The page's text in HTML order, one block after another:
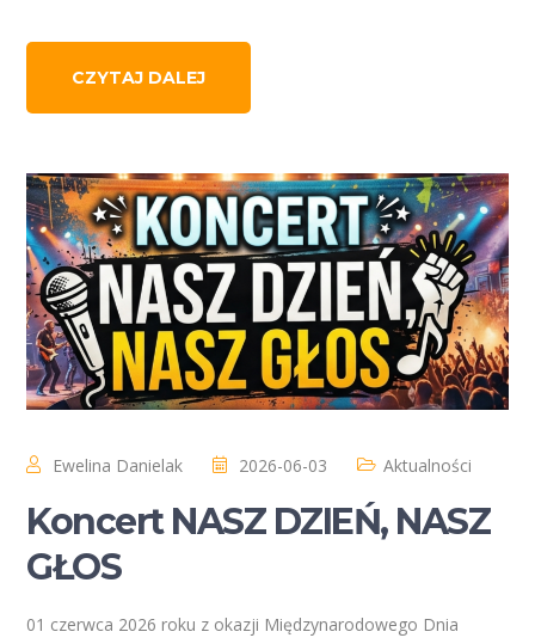
CZYTAJ DALEJ
Ewelina Danielak 2026-06-03 Aktualności
Koncert NASZ DZIEŃ, NASZ
GŁOS
01 czerwca 2026 roku z okazji Międzynarodowego Dnia